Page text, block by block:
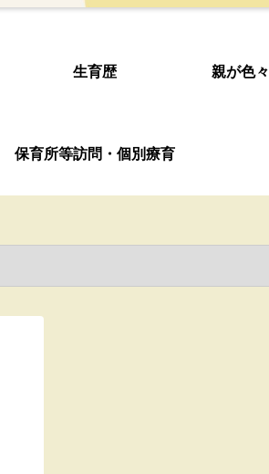
生育歴 親が色
保育所等訪問・個別療育